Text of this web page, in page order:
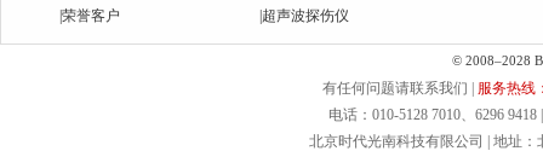
荣誉客户 超声波探伤仪
© 2008–2028
有任何问题请联系我们 | 服务热线
电话：010-5128 7010、6296 9418
北京时代光南科技有限公司 | 地址：